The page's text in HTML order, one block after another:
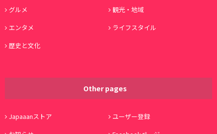
グルメ
観光・地域
エンタメ
ライフスタイル
歴史と文化
Other pages
Japaaanストア
ユーザー登録